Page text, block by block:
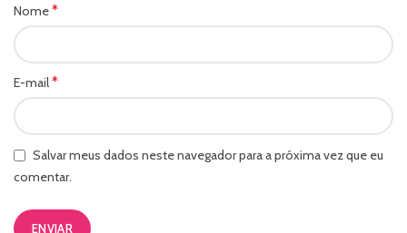
Nome*
E-mail*
Salvar meus dados neste navegador para a próxima vez que eu
comentar.